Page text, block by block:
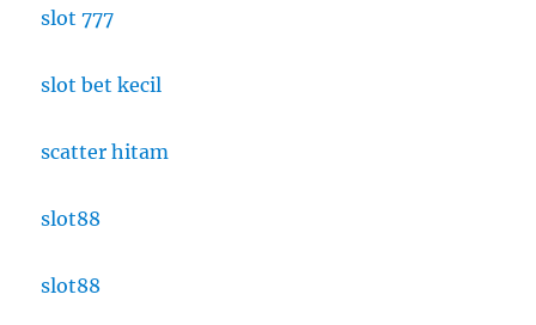
slot 777
slot bet kecil
scatter hitam
slot88
slot88